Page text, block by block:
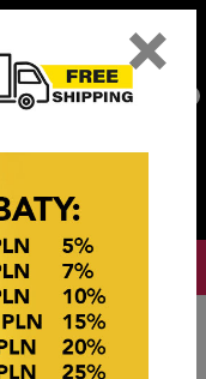
CENOWE!
KOLCZYKI
×